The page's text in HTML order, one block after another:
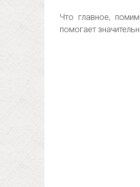
Что главное,
помогает